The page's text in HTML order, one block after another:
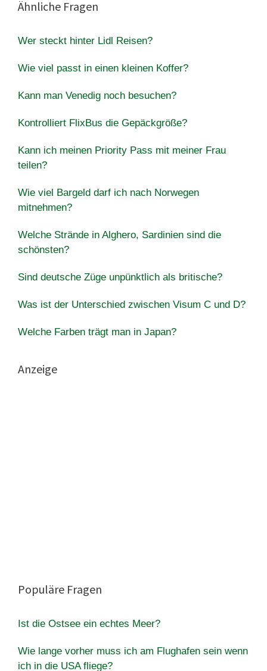
Ähnliche Fragen
Wer steckt hinter Lidl Reisen?
Wie viel passt in einen kleinen Koffer?
Kann man Venedig noch besuchen?
Kontrolliert FlixBus die Gepäckgröße?
Kann ich meinen Priority Pass mit meiner Frau
teilen?
Wie viel Bargeld darf ich nach Norwegen
mitnehmen?
Welche Strände in Alghero, Sardinien sind die
schönsten?
Sind deutsche Züge unpünktlich als britische?
Was ist der Unterschied zwischen Visum C und D?
Welche Farben trägt man in Japan?
Anzeige
Populäre Fragen
Ist die Ostsee ein echtes Meer?
Wie lange vorher muss ich am Flughafen sein wenn
ich in die USA fliege?